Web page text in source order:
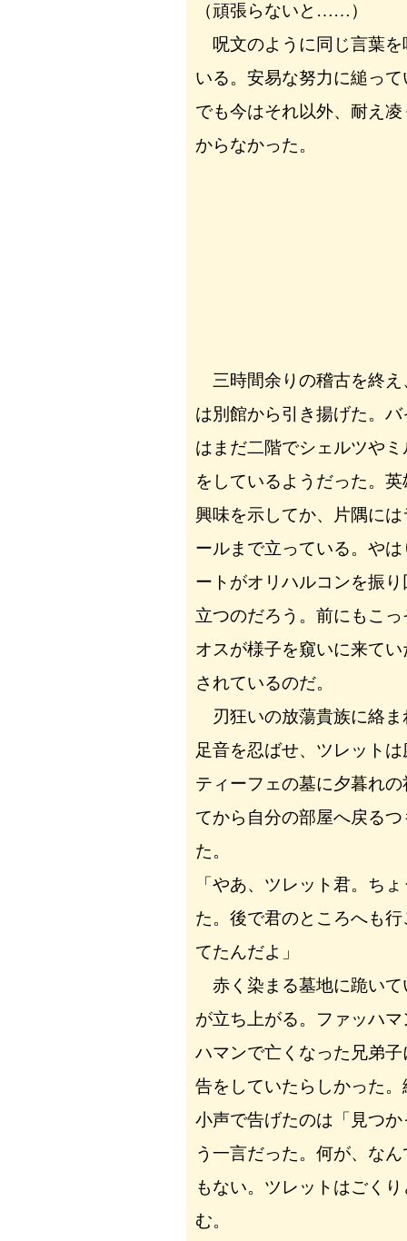
（頑張らないと……）
呪文のように同じ言葉を
いる。安易な努力に縋っ
でも今はそれ以外、耐え
からなかった。
三時間余りの稽古を終え
は別館から引き揚げた。
はまだ二階でシェルツや
をしているようだった。
興味を示してか、片隅に
ールまで立っている。や
ートがオリハルコンを振
立つのだろう。前にもこ
オスが様子を窺いに来て
されているのだ。
刃狂いの放蕩貴族に絡ま
足音を忍ばせ、ツレット
ティーフェの墓に夕暮れ
てから自分の部屋へ戻る
た。
「やあ、ツレット君。ち
た。後で君のところへも
てたんだよ」
赤く染まる墓地に跪いて
が立ち上がる。ファッハ
ハマンで亡くなった兄弟
告をしていたらしかった
小声で告げたのは「見つ
う一言だった。何が、な
もない。ツレットはごく
む。